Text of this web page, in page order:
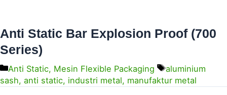
Anti Static Bar Explosion Proof (700
Series)
Anti Static, Mesin Flexible Packaging
aluminium
sash, anti static, industri metal, manufaktur metal